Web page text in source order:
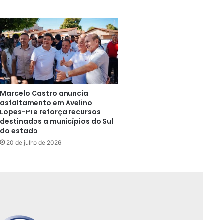
Marcelo Castro anuncia
asfaltamento em Avelino
Lopes-PI e reforça recursos
destinados a municípios do Sul
do estado
20 de julho de 2026